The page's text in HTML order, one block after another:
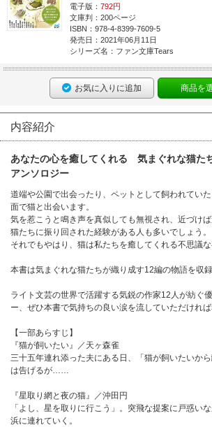
電子版： 792円
文庫判：200ページ
ISBN：978-4-8399-7609-5
発売日：2021年06月11日
シリーズ名：ファン文庫Tears
お気に入りに追加 商品を
内容紹介
あなたの心を癒してくれる 気まぐれな猫た
アンソロジー
道端や公園で出会ったり、ペットとして飼われてい
面で猫と出会います。
気を惹こうと鳴き声を真似しても無視され、近づけ
猫たちに振り回された経験がある人も多いでしょう。
それでもやはり、猫は私たちを癒してくれる不思議な
本書は気まぐれな猫たちが織り成す12編の物語を収録
ライト文芸の世界で活躍する気鋭の作家12人が紡ぐ
ー、ぜひ本書で気持ちの良い涙を流していただければ
【一部あらすじ】
『猫が飼いたい』／天ヶ森雀
三十五年連れ添った夫にある日、「猫が飼いたいか
は告げるが……
『星取り網と夜の猫』／沖田円
「よし、星を取りに行こう」。突飛な提案に戸惑い
浜に連れていく。